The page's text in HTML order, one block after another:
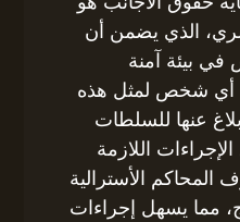
الذي يضمن أن
بيئة آمنة
أي شخص لمثل هذه
عنها للسلطات
الإجراءات اللازمة
المحاكم الأسترالية
مما يسهل إجراءات